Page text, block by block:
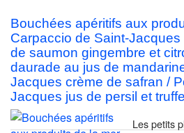
Bouchées apéritifs aux
Carpaccio de Saint-Jacques
de saumon gingembre et
daurade au jus de
Jacques crème de safran /
Jacques jus de persil et truffe
Les petits